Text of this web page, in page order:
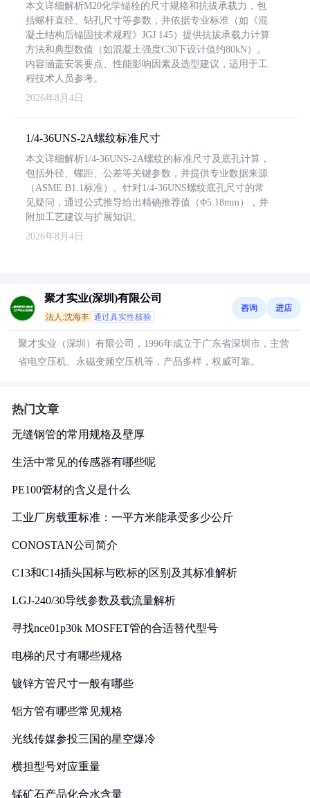
本文详细解析M20化学锚栓的尺寸规格和抗拔承载力，包
括螺杆直径、钻孔尺寸等参数，并依据专业标准（如《混
凝土结构后锚固技术规程》JGJ 145）提供抗拔承载力计算
方法和典型数值（如混凝土强度C30下设计值约80kN）。
内容涵盖安装要点、性能影响因素及选型建议，适用于工
程技术人员参考。
2026年8月4日
1/4-36UNS-2A螺纹标准尺寸
本文详细解析1/4-36UNS-2A螺纹的标准尺寸及底孔计算，
包括外径、螺距、公差等关键参数，并提供专业数据来源
（ASME B1.1标准）。针对1/4-36UNS螺纹底孔尺寸的常
见疑问，通过公式推导给出精确推荐值（Φ5.18mm），并
附加工艺建议与扩展知识。
2026年8月4日
聚才实业(深圳)有限公司
法人:沈海丰 通过真实性核验
咨询 进店
聚才实业（深圳）有限公司，1996年成立于广东省深圳市，主营
省电空压机、永磁变频空压机等，产品多样，权威可靠。
热门文章
无缝钢管的常用规格及壁厚
生活中常见的传感器有哪些呢
PE100管材的含义是什么
工业厂房载重标准：一平方米能承受多少公斤
CONOSTAN公司简介
C13和C14插头国标与欧标的区别及其标准解析
LGJ-240/30导线参数及载流量解析
寻找nce01p30k MOSFET管的合适替代型号
电梯的尺寸有哪些规格
镀锌方管尺寸一般有哪些
铝方管有哪些常见规格
光线传媒参投三国的星空爆冷
横担型号对应重量
锰矿石产品化合水含量